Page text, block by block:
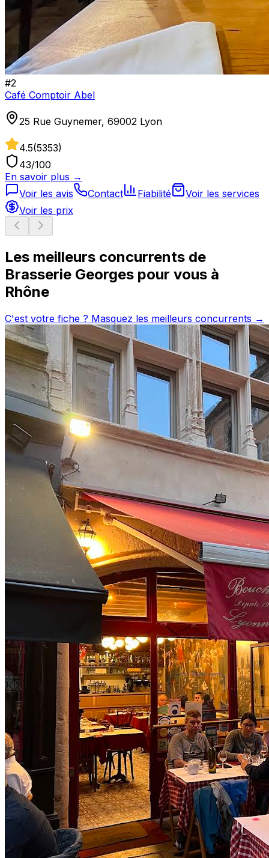
#2
Café Comptoir Abel
25 Rue Guynemer, 69002 Lyon
4.5(5353)
43/100
En savoir plus →
Voir les avis
Contact Fiabilité
Voir les services
Voir les prix
Les meilleurs concurrents de
Brasserie Georges pour vous à
Rhône
C'est votre fiche ? Masquez les meilleurs concurrents →